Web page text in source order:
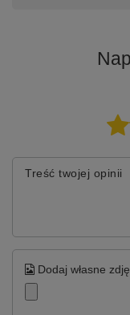
Waga
Kluczowe
Treść twojej opinii
Dodaj własne